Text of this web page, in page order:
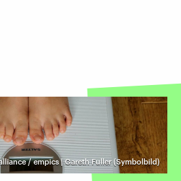
/ empics | Gareth Fuller (Symbolbild)